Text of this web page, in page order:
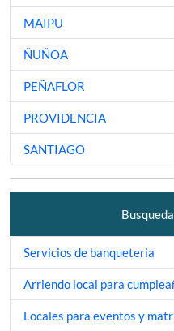
MAIPU
ÑUÑOA
PEÑAFLOR
PROVIDENCIA
SANTIAGO
Servicios de banqueteria
Arriendo local para
Locales para eventos y